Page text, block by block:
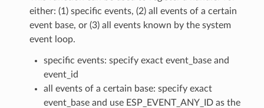
either: (1) specific events, (2) all events of a certain
event base, or (3) all events known by the system
event loop.
specific events: specify exact event_base and
event_id
all events of a certain base: specify exact
event_base and use ESP_EVENT_ANY_ID as the